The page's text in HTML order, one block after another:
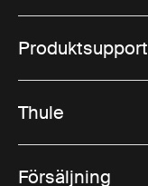
Produktsupport
Thule
Försäljning